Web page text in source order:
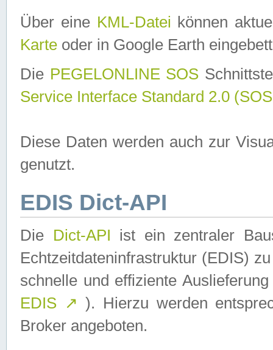
Über eine KML-Datei können
Karte oder in Google Earth
Die PEGELONLINE SOS
Service Interface Standard 2.0
Diese Daten werden auch zur
genutzt.
EDIS Dict-API
Die Dict-API ist ein zentraler
Echtzeitdateninfrastruktur (EDIS)
schnelle und effiziente
EDIS ↗ ). Hierzu werden
Broker angeboten.